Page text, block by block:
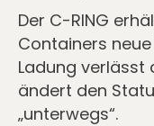
Der C-RING
Containers neue
Ladung verlässt
ändert den
„unterwegs“.